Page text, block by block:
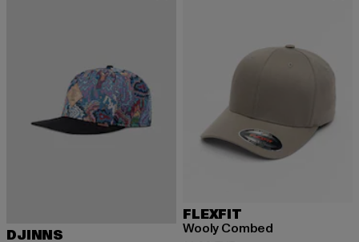
DJINNS
FLEXFIT
Wooly Combed